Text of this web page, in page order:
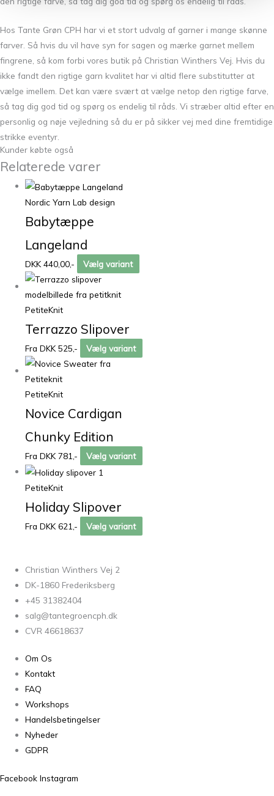
Hos Tante Grøn CPH har vi et stort udvalg af garner i mange skønne
farver. Så hvis du vil have syn for sagen og mærke garnet mellem
fingrene, så kom forbi vores butik på Christian Winthers Vej. Hvis du
ikke fandt den rigtige garn kvalitet har vi altid flere substitutter at
vælge imellem. Det kan være svært at vælge netop den rigtige farve,
så tag dig god tid og spørg os endelig til råds. Vi stræber altid efter en
personlig og nøje vejledning så du er på sikker vej med dine fremtidige
strikke eventyr.
Kunder købte også
Relaterede varer
Nordic Yarn Lab design
Babytæppe
Langeland
DKK 440,00,- Vælg variant
PetiteKnit
Terrazzo Slipover
Fra DKK 525,- Vælg variant
PetiteKnit
Novice Cardigan
Chunky Edition
Fra DKK 781,- Vælg variant
PetiteKnit
Holiday Slipover
Fra DKK 621,- Vælg variant
Christian Winthers Vej 2
DK-1860 Frederiksberg
+45 31382404
salg@tantegroencph.dk
CVR 46618637
Om Os
Kontakt
FAQ
Workshops
Handelsbetingelser
Nyheder
GDPR
Facebook Instagram